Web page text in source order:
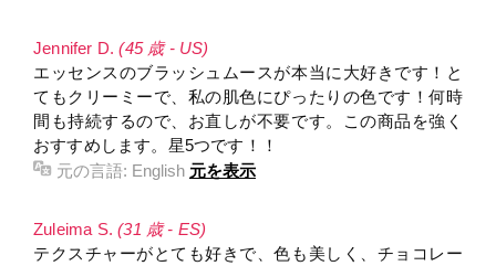
Jennifer D.(45 歳 - US)
エッセンスのブラッシュムースが本当に大好きです！と
てもクリーミーで、私の肌色にぴったりの色です！何時
間も持続するので、お直しが不要です。この商品を強く
おすすめします。星5つです！！
元の言語: English 元を表示
Zuleima S.(31 歳 - ES)
テクスチャーがとても好きで、色も美しく、チョコレー